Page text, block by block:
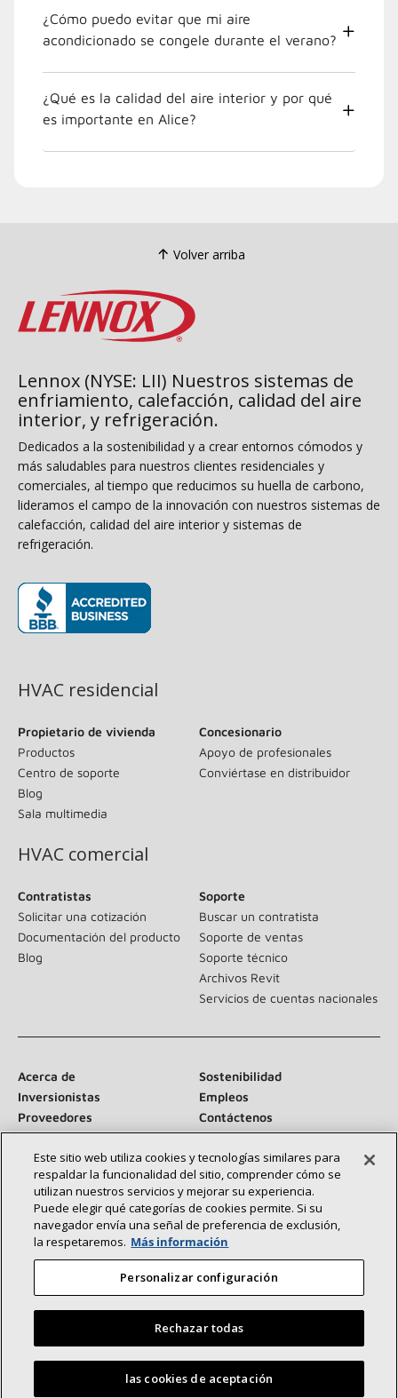
¿Cómo puedo evitar que mi aire
acondicionado se congele durante el verano?
¿Qué es la calidad del aire interior y por qué
es importante en Alice?
Volver arriba
Lennox (NYSE: LII) Nuestros sistemas de
enfriamiento, calefacción, calidad del aire
interior, y refrigeración.
Dedicados a la sostenibilidad y a crear entornos cómodos y
más saludables para nuestros clientes residenciales y
comerciales, al tiempo que reducimos su huella de carbono,
lideramos el campo de la innovación con nuestros sistemas de
calefacción, calidad del aire interior y sistemas de
refrigeración.
HVAC residencial
Propietario de vivienda
Productos
Centro de soporte
Blog
Sala multimedia
Concesionario
Apoyo de profesionales
Conviértase en distribuidor
HVAC comercial
Contratistas
Solicitar una cotización
Documentación del producto
Blog
Soporte
Buscar un contratista
Soporte de ventas
Soporte técnico
Archivos Revit
Servicios de cuentas nacionales
Acerca de
Sostenibilidad
Inversionistas
Empleos
Proveedores
Contáctenos
Sala de prensa
Conéctese con nosotros:
©2026 Lennox International Inc.
Declaración de accesibilidad
Privacidad
Términos y condiciones
Este sitio web utiliza cookies y tecnologías similares para
respaldar la funcionalidad del sitio, comprender cómo se
utilizan nuestros servicios y mejorar su experiencia.
Puede elegir qué categorías de cookies permite. Si su
navegador envía una señal de preferencia de exclusión,
la respetaremos. Más información
Personalizar configuración
Rechazar todas
las cookies de aceptación